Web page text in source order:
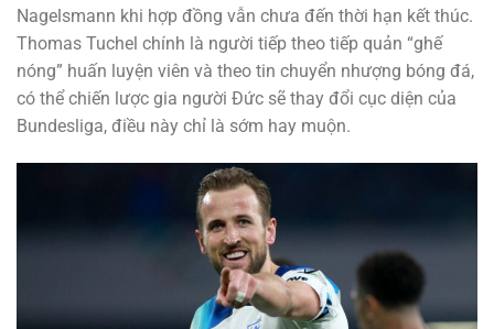
Nagelsmann khi hợp đồng vẫn chưa đến thời hạn kết thúc.
Thomas Tuchel chính là người tiếp theo tiếp quản “ghế
nóng” huấn luyện viên và theo tin chuyển nhượng bóng đá,
có thể chiến lược gia người Đức sẽ thay đổi cục diện của
Bundesliga, điều này chỉ là sớm hay muộn.